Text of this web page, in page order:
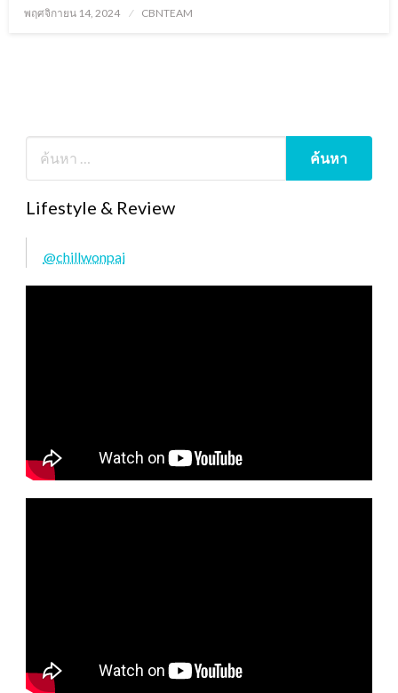
Posted
พฤศจิกายน 14, 2024 CBNTEAM
Lifestyle & Review
@chillwonpai